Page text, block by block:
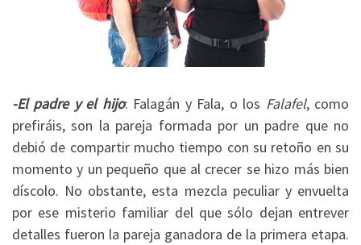
-El padre y el hijo: Falagán y Fala, o los Falafel, como
prefiráis, son la pareja formada por un padre que no
debió de compartir mucho tiempo con su retoño en su
momento y un pequeño que al crecer se hizo más bien
díscolo. No obstante, esta mezcla peculiar y envuelta
por ese misterio familiar del que sólo dejan entrever
detalles fueron la pareja ganadora de la primera etapa.